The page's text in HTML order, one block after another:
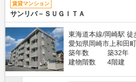
賃貸マンション
サンリバ－ＳＵＧＩＴＡ
東海道本線/岡崎駅 徒
愛知県岡崎市上和田
築年数
築32年
建物階数
4階建